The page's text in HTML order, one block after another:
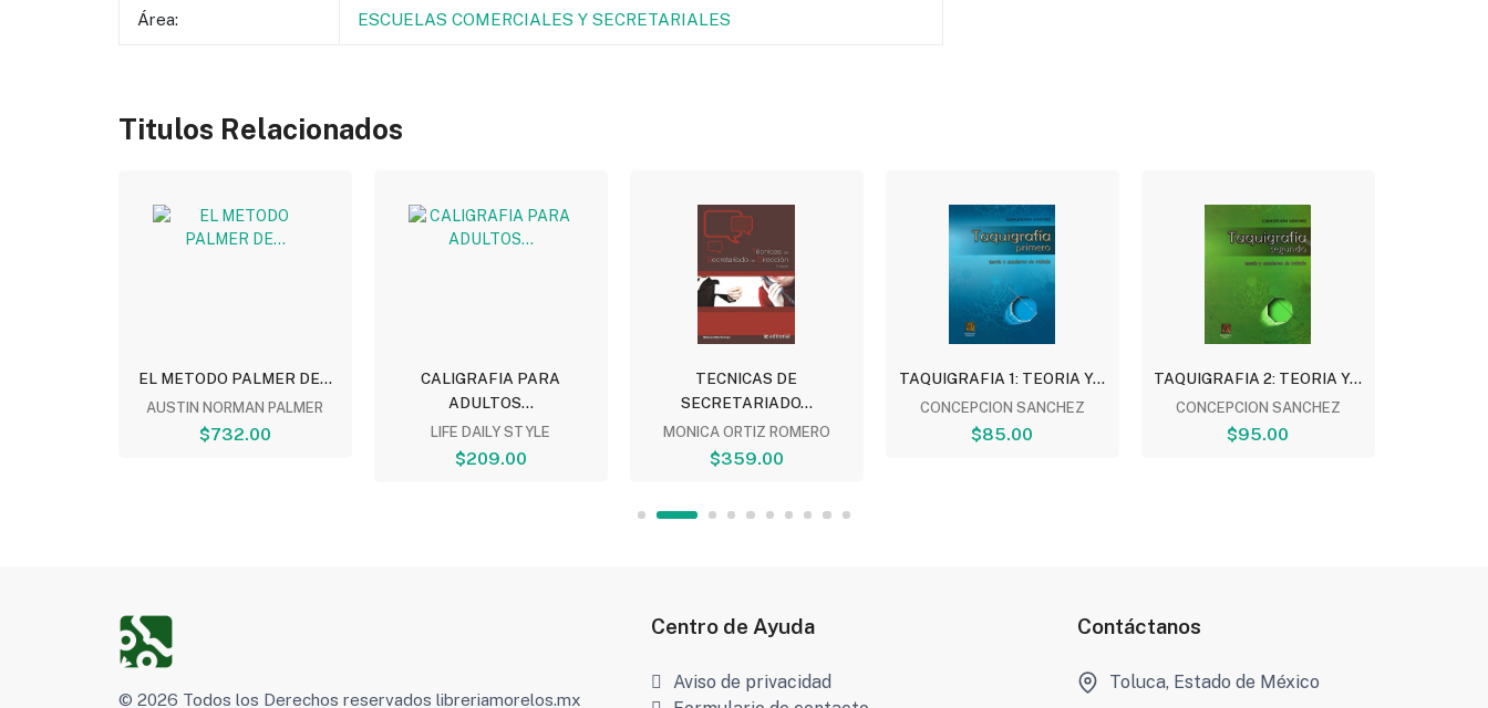
Área: ESCUELAS COMERCIALES Y SECRETARIALES
Titulos Relacionados
EL METODO PALMER DE...
AUSTIN NORMAN PALMER
$732.00
CALIGRAFIA PARA
ADULTOS...
LIFE DAILY STYLE
$209.00
TECNICAS DE
SECRETARIADO...
MONICA ORTIZ ROMERO
$359.00
TAQUIGRAFIA 1: TEORIA Y...
CONCEPCION SANCHEZ
$85.00
TAQUIGRAFIA 2: TEORIA Y...
CONCEPCION SANCHEZ
$95.00
© 2026 Todos los Derechos reservados libreriamorelos.mx
Centro de Ayuda
Aviso de privacidad
Contáctanos
Toluca, Estado de México